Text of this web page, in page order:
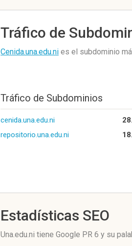
Tráfico de
Cenida.una.edu.ni es el subdominio
Tráfico de Subdominios
cenida.una.edu.ni
repositorio.una.edu.ni
Estadísticas SEO
Una.edu.ni tiene Google PR 6 y su